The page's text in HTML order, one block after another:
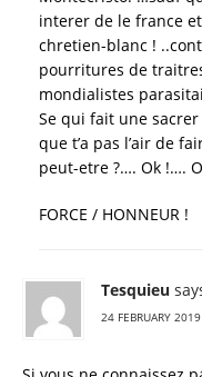
interer de le france
chretien-blanc !
pourritures de
mondialistes
Se qui fait une sacrer
que t’a pas l’air de
peut-etre ?…. Ok !….
FORCE / HONNEUR !
Tesquieu
24 FEBRUARY